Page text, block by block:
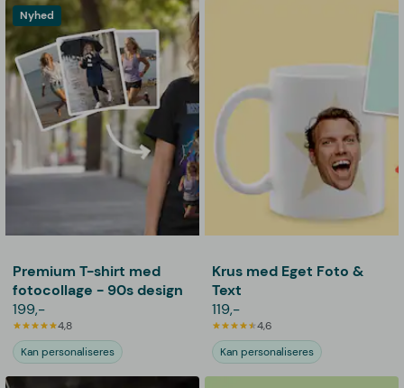
Nyhed
Premium T-shirt med
fotocollage - 90s design
199,-
4,8
Kan personaliseres
Krus med Eget Foto &
Text
119,-
4,6
Kan personaliseres